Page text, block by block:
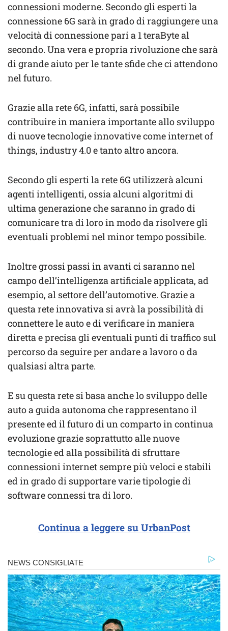
connessioni moderne. Secondo gli esperti la
connessione 6G sarà in grado di raggiungere una
velocità di connessione pari a 1 teraByte al
secondo. Una vera e propria rivoluzione che sarà
di grande aiuto per le tante sfide che ci attendono
nel futuro.
Grazie alla rete 6G, infatti, sarà possibile
contribuire in maniera importante allo sviluppo
di nuove tecnologie innovative come internet of
things, industry 4.0 e tanto altro ancora.
Secondo gli esperti la rete 6G utilizzerà alcuni
agenti intelligenti, ossia alcuni algoritmi di
ultima generazione che saranno in grado di
comunicare tra di loro in modo da risolvere gli
eventuali problemi nel minor tempo possibile.
Inoltre grossi passi in avanti ci saranno nel
campo dell’intelligenza artificiale applicata, ad
esempio, al settore dell’automotive. Grazie a
questa rete innovativa si avrà la possibilità di
connettere le auto e di verificare in maniera
diretta e precisa gli eventuali punti di traffico sul
percorso da seguire per andare a lavoro o da
qualsiasi altra parte.
E su questa rete si basa anche lo sviluppo delle
auto a guida autonoma che rappresentano il
presente ed il futuro di un comparto in continua
evoluzione grazie soprattutto alle nuove
tecnologie ed alla possibilità di sfruttare
connessioni internet sempre più veloci e stabili
ed in grado di supportare varie tipologie di
software connessi tra di loro.
Continua a leggere su UrbanPost